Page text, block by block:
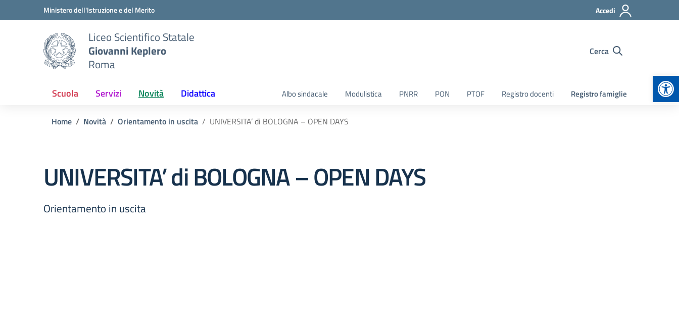
Vai ai contenuti
Vai al menu di navigazioneMinistero dell'Istruzione e del Merito Accedi
Liceo Scientifico Statale
Giovanni Keplero
Roma
Cerca
Scuola Servizi Novità Didattica Albo sindacale Modulistica PNRR PON PTOF Registro docenti Registro famiglie
Home Novità Orientamento in uscita UNIVERSITA’ di BOLOGNA – OPEN DAYS
UNIVERSITA’ di BOLOGNA – OPEN DAYS
Orientamento in uscita